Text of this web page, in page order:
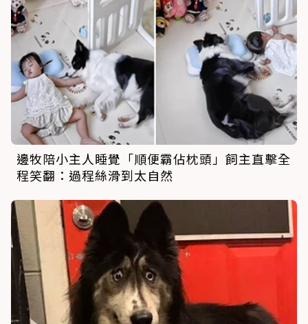
邊牧陪小主人睡覺「順便霸佔枕頭」飼主直擊全
程笑翻：過程絲滑到太自然